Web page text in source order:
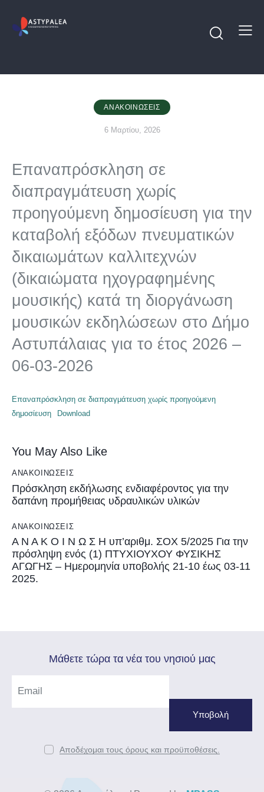
ΑΝΑΚΟΙΝΏΣΕΙΣ
6 Μαρτίου, 2026
Επαναπρόσκληση σε
διαπραγμάτευση χωρίς
προηγούμενη δημοσίευση για την
καταβολή εξόδων πνευματικών
δικαιωμάτων καλλιτεχνών
(δικαιώματα ηχογραφημένης
μουσικής) κατά τη διοργάνωση
μουσικών εκδηλώσεων στο Δήμο
Αστυπάλαιας για το έτος 2026 –
06-03-2026
Επαναπρόσκληση σε διαπραγμάτευση χωρίς προηγούμενη
δημοσίευση
Download
You May Also Like
ΑΝΑΚΟΙΝΏΣΕΙΣ
Πρόσκληση εκδήλωσης ενδιαφέροντος για την
δαπάνη προμήθειας υδραυλικών υλικών
ΑΝΑΚΟΙΝΏΣΕΙΣ
Α Ν Α Κ Ο Ι Ν Ω Σ Η υπ’αριθμ. ΣΟΧ 5/2025 Για την
πρόσληψη ενός (1) ΠΤΥΧΙΟΥΧΟΥ ΦΥΣΙΚΗΣ
ΑΓΩΓΗΣ – Ημερομηνία υποβολής 21-10 έως 03-11
2025.
Mάθετε τώρα τα νέα του νησιού μας
Αποδέχομαι τους όρους και προϋποθέσεις.